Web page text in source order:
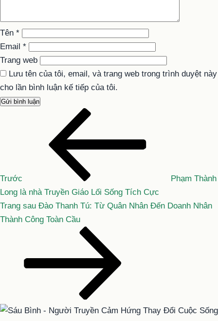
Tên *
Email *
Trang web
Lưu tên của tôi, email, và trang web trong trình duyệt này
cho lần bình luận kế tiếp của tôi.
viết
Trước
Phạm Thành
Long là nhà Truyền Giáo Lối Sống Tích Cực
Bài
tiếp
Trang sau Đào Thanh Tú: Từ Quân Nhân Đến Doanh Nhân
Thành Công Toàn Cầu